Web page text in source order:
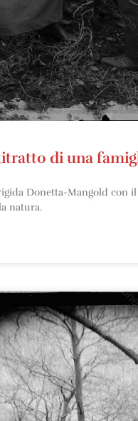
di una
Donetta-Mangold con
natura.